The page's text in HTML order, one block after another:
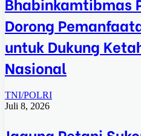
Dorong
untuk Dukung
Nasional
TNI/POLRI
Juli 8, 2026